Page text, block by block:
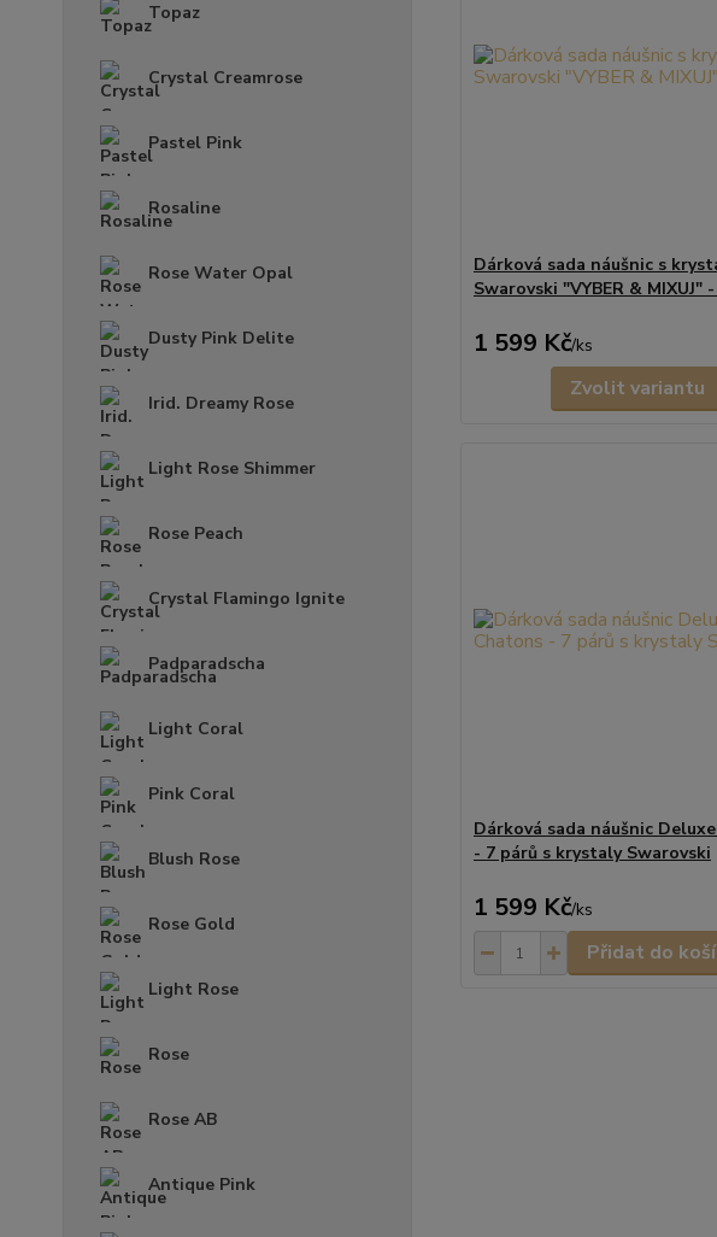
Topaz
Crystal Creamrose
Pastel Pink
Rosaline
Rose Water Opal
Dusty Pink Delite
Irid. Dreamy Rose
Light Rose Shimmer
Rose Peach
Crystal Flamingo Ignite
Padparadscha
Light Coral
Pink Coral
Blush Rose
Rose Gold
Light Rose
Rose
Rose AB
Antique Pink
Dárková sada náušnic s
Swarovski "VYBER & MIXUJ"
1 599 Kč/ks
Zvolit variantu
Dárková sada náušnic
- 7 párů s krystaly Swarovski
1 599 Kč/ks
Přidat do